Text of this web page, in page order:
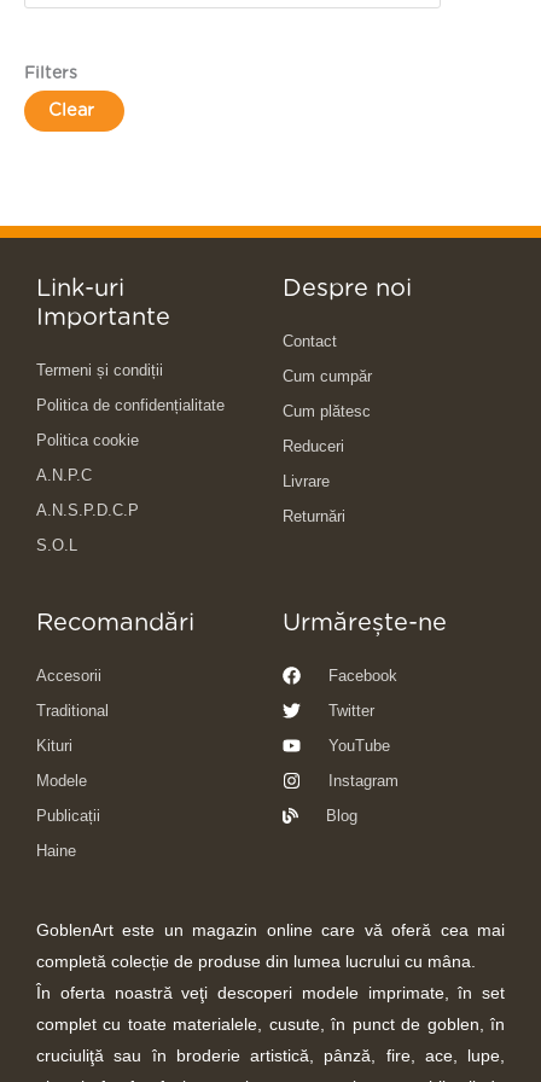
Filters
Clear
Link-uri
Importante
Termeni și condiții
Politica de confidențialitate
Politica cookie
A.N.P.C
A.N.S.P.D.C.P
S.O.L
Despre noi
Contact
Cum cumpăr
Cum plătesc
Reduceri
Livrare
Returnări
Recomandări
Accesorii
Traditional
Kituri
Modele
Publicații
Haine
Urmărește-ne
Facebook
Twitter
YouTube
Instagram
Blog
GoblenArt este un magazin online care vă oferă cea mai
completă colecție de produse din lumea lucrului cu mâna.
În oferta noastră veţi descoperi modele imprimate, în set
complet cu toate materialele, cusute, în punct de goblen, în
cruciuliţă sau în broderie artistică, pânză, fire, ace, lupe,